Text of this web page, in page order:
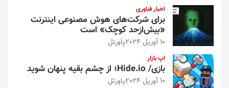
اخبار فناوری
برای شرکت‌های هوش مصنوعی اینترنت
«بیش‌از‌حد کوچک» است
10 آوریل 2024 پاورتل
اپ بازار
بازی/ Hide.io؛ از چشم بقیه پنهان شوید
10 آوریل 2024 پاورتل